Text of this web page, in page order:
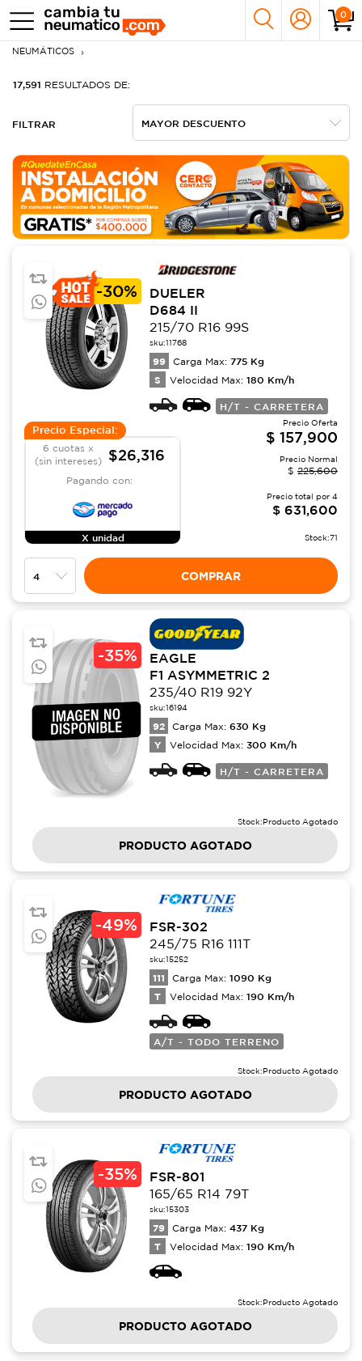
0
NEUMÁTICOS
17,591 RESULTADOS DE:
FILTRAR
-30%
DUELER
D684 II
215/70 R16 99S
sku:11768
99 Carga Max: 775 Kg
S Velocidad Max: 180 Km/h
H/T - CARRETERA
Precio Especial:
6 cuotas x
(sin intereses)
$26,316
Pagando con:
X unidad
Precio Oferta
$ 157,900
Precio Normal
$ 225,600
Precio total por 4
$ 631,600
Stock:71
COMPRAR
-35%
EAGLE
F1 ASYMMETRIC 2
235/40 R19 92Y
sku:16194
92 Carga Max: 630 Kg
Y Velocidad Max: 300 Km/h
H/T - CARRETERA
Stock:Producto Agotado
PRODUCTO AGOTADO
-49%
FSR-302
245/75 R16 111T
sku:15252
111 Carga Max: 1090 Kg
T Velocidad Max: 190 Km/h
A/T - TODO TERRENO
Stock:Producto Agotado
PRODUCTO AGOTADO
-35%
FSR-801
165/65 R14 79T
sku:15303
79 Carga Max: 437 Kg
T Velocidad Max: 190 Km/h
Stock:Producto Agotado
PRODUCTO AGOTADO